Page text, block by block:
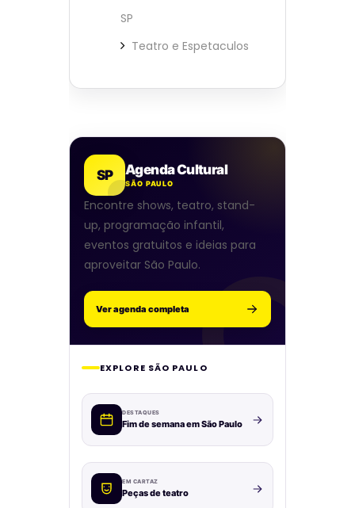
SP
Teatro e Espetaculos
SP Agenda Cultural
SÃO PAULO
Encontre shows, teatro, stand-
up, programação infantil,
eventos gratuitos e ideias para
aproveitar São Paulo.
Ver agenda completa
EXPLORE SÃO PAULO
DESTAQUES
Fim de semana em São Paulo
EM CARTAZ
Peças de teatro